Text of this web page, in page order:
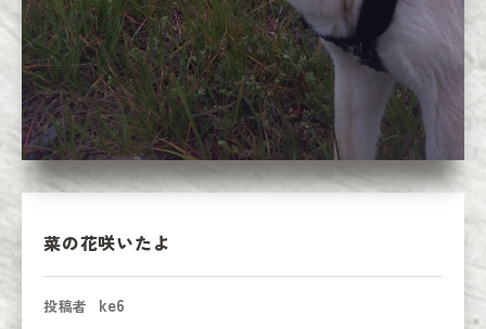
菜の花咲いたよ
投稿者 ke6